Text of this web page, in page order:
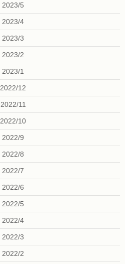
2023/5
2023/4
2023/3
2023/2
2023/1
2022/12
2022/11
2022/10
2022/9
2022/8
2022/7
2022/6
2022/5
2022/4
2022/3
2022/2